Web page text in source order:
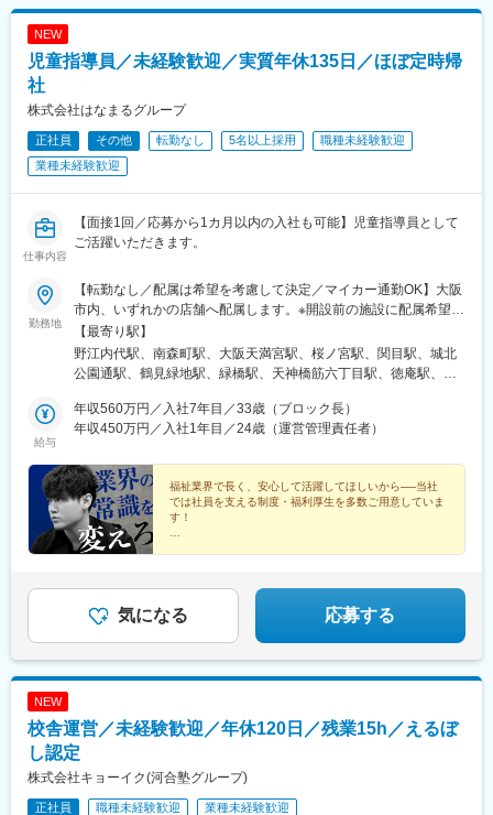
NEW
児童指導員／未経験歓迎／実質年休135日／ほぼ定時帰
社
株式会社はなまるグループ
正社員 その他 転勤なし 5名以上採用
職種未経験歓迎
業種未経験歓迎
仕事内容
【面接1回／応募から1カ月以内の入社も可能】児童指導員として
ご活躍いただきます。
勤務地
【転勤なし／配属は希望を考慮して決定／マイカー通勤OK】大阪
市内、いずれかの店舗へ配属します。※開設前の施設に配属希望の
場合は、開設まですでに運営している施設にて勤務いただきま
す。【受動喫煙対策】あり【 先輩社員の声／児童指導員・Oさん
】職場の雰囲気が抜群に良いです。入社初日から先輩方が「どう
らないことがあったら何でもたくさん質問してね」と言っていた
だける環境です。分からないことををきっちり解決しやすい温か
【最寄り駅】
野江内代駅、南森町駅、大阪天満宮駅、桜ノ宮駅、関目駅、城北
公園通駅、鶴見緑地駅、緑橋駅、天神橋筋六丁目駅、徳庵駅、千
鉄線)、関目高殿駅、都島駅、なにわ橋駅、関目成育駅、門真南
駅、ＪＲ野江駅、堺筋本町駅、千林駅、今里駅(地下鉄)、松屋町
給与
年収560万円／入社7年目／33歳（ブロック長）
年収450万円／入社1年目／24歳（運営管理責任者）
福祉業界で長く、安心して活躍してほしいから──当社
では社員を支える制度・福利厚生を多数ご用意していま
す！
◆スキルに合わせた正当な給与体制など
◆資格取得支援制度・研修制度充実
気になる 応募する
NEW
校舎運営／未経験歓迎／年休120日／残業15h／えるぼ
し認定
株式会社キョーイク(河合塾グループ)
正社員 職種未経験歓迎 業種未経験歓迎